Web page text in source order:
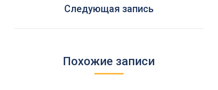
Следующая
Следующая запись
Похожие записи